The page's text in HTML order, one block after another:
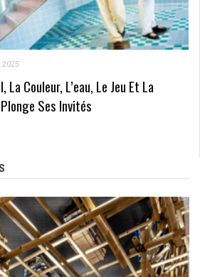
2025
Couleur, L’eau, Le Jeu Et La
Ses Invités